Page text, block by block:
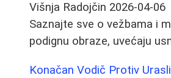
Višnja Radojčin 2026-04-06
Saznajte sve o vežbama i
podignu obraze, uvećaju
Konačan Vodič Protiv